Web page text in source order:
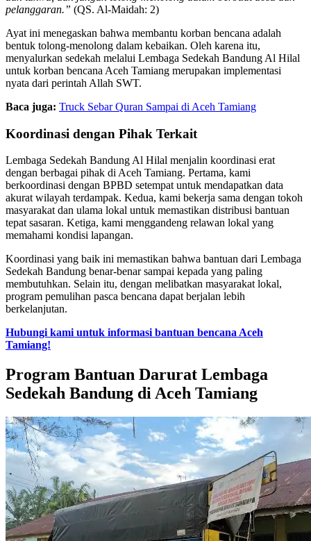
pelanggaran.” (QS. Al-Maidah: 2)
Ayat ini menegaskan bahwa membantu korban bencana adalah
bentuk tolong-menolong dalam kebaikan. Oleh karena itu,
menyalurkan sedekah melalui Lembaga Sedekah Bandung Al Hilal
untuk korban bencana Aceh Tamiang merupakan implementasi
nyata dari perintah Allah SWT.
Baca juga: Truck Sebar Quran Sampai di Aceh Tamiang
Koordinasi dengan Pihak Terkait
Lembaga Sedekah Bandung Al Hilal menjalin koordinasi erat
dengan berbagai pihak di Aceh Tamiang. Pertama, kami
berkoordinasi dengan BPBD setempat untuk mendapatkan data
akurat wilayah terdampak. Kedua, kami bekerja sama dengan tokoh
masyarakat dan ulama lokal untuk memastikan distribusi bantuan
tepat sasaran. Ketiga, kami menggandeng relawan lokal yang
memahami kondisi lapangan.
Koordinasi yang baik ini memastikan bahwa bantuan dari Lembaga
Sedekah Bandung benar-benar sampai kepada yang paling
membutuhkan. Selain itu, dengan melibatkan masyarakat lokal,
program pemulihan pasca bencana dapat berjalan lebih
berkelanjutan.
Hubungi kami untuk informasi bantuan bencana Aceh
Tamiang!
Program Bantuan Darurat Lembaga
Sedekah Bandung di Aceh Tamiang